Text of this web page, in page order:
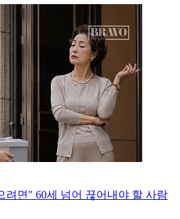
려면" 60세 넘어 끊어내야 할 사람